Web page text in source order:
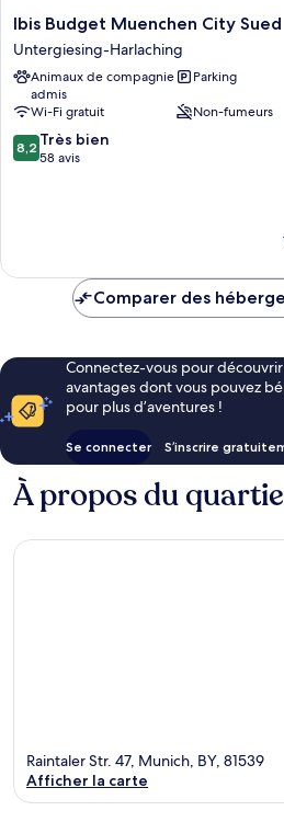
Ibis
Budget
Muenchen
City
Sued
Untergiesing-
Harlaching
Ibis Budget Muenchen City Sued
Untergiesing-Harlaching
Animaux de compagnie
admis
Parking
Wi-Fi gratuit
Non-fumeurs
8.2
sur
8,2 Très bien
58 avis
Comparer des
Connectez-vous pour
avantages dont vous pouvez
pour plus d’aventures !
Se connecter S’inscrire
À propos du
Raintaler Str. 47, Munich, BY, 81539
Afficher la carte